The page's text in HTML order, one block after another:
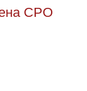
СРО